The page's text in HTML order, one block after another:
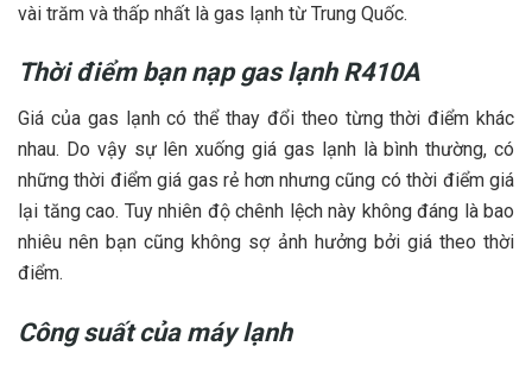
vài trăm và thấp nhất là gas lạnh từ Trung Quốc.
Thời điểm bạn nạp gas lạnh R410A
Giá của gas lạnh có thể thay đổi theo từng thời điểm khác
nhau. Do vậy sự lên xuống giá gas lạnh là bình thường, có
những thời điểm giá gas rẻ hơn nhưng cũng có thời điểm giá
lại tăng cao. Tuy nhiên độ chênh lệch này không đáng là bao
nhiêu nên bạn cũng không sợ ảnh hưởng bởi giá theo thời
điểm.
Công suất của máy lạnh